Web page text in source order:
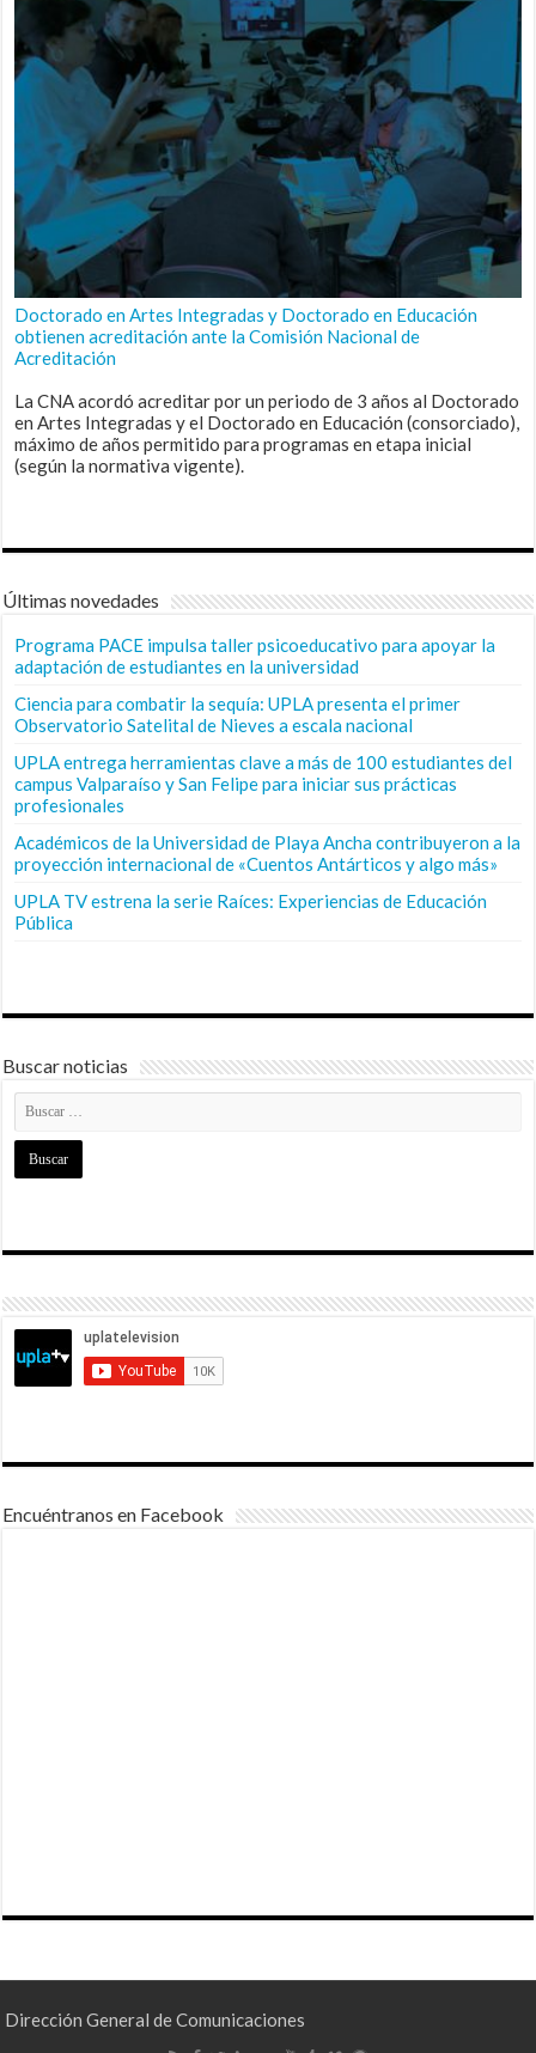
Doctorado en Artes Integradas y Doctorado en Educación
obtienen acreditación ante la Comisión Nacional de
Acreditación
La CNA acordó acreditar por un periodo de 3 años al Doctorado
en Artes Integradas y el Doctorado en Educación (consorciado),
máximo de años permitido para programas en etapa inicial
(según la normativa vigente).
Últimas novedades
Programa PACE impulsa taller psicoeducativo para apoyar la
adaptación de estudiantes en la universidad
Ciencia para combatir la sequía: UPLA presenta el primer
Observatorio Satelital de Nieves a escala nacional
UPLA entrega herramientas clave a más de 100 estudiantes del
campus Valparaíso y San Felipe para iniciar sus prácticas
profesionales
Académicos de la Universidad de Playa Ancha contribuyeron a la
proyección internacional de «Cuentos Antárticos y algo más»
UPLA TV estrena la serie Raíces: Experiencias de Educación
Pública
Buscar noticias
Encuéntranos en Facebook
Dirección General de Comunicaciones